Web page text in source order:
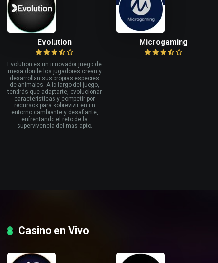
Evolution
Evolution es un innovador juego de
mesa donde los jugadores crean y
desarrollan sus propias especies
de animales. A lo largo del juego,
tendrás que adaptarte, evolucionar
características y competir por
recursos para sobrevivir en un
entorno cambiante y desafiante,
enfrentando el reto de la
supervivencia del más apto.
Microgaming
Casino en Vivo